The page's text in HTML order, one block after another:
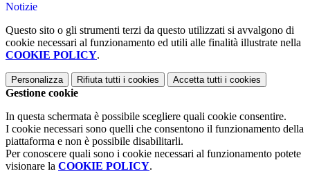
Notizie
Questo sito o gli strumenti terzi da questo utilizzati si avvalgono di
cookie necessari al funzionamento ed utili alle finalità illustrate nella
COOKIE POLICY.
Personalizza Rifiuta tutti i cookies Accetta tutti i cookies
Gestione cookie
In questa schermata è possibile scegliere quali cookie consentire.
I cookie necessari sono quelli che consentono il funzionamento della
piattaforma e non è possibile disabilitarli.
Per conoscere quali sono i cookie necessari al funzionamento potete
visionare la COOKIE POLICY.